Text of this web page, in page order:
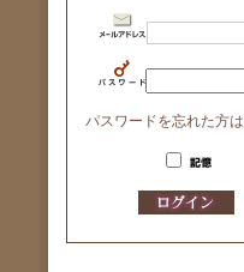
パスワードを忘れた方